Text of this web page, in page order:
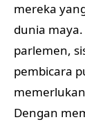
mereka
dunia
parlemen,
pembicara
Dengan